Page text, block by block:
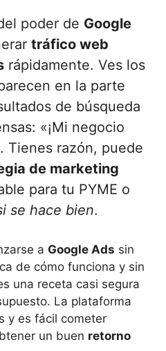
poder de Google
tráfico web
rápidamente. Ves los
en la parte
de búsqueda
«¡Mi negocio
Tienes razón, puede
de marketing
para tu PYME o
se hace bien.
a Google Ads sin
de cómo funciona y sin
una receta casi segura
La plataforma
y es fácil cometer
un buen retorno